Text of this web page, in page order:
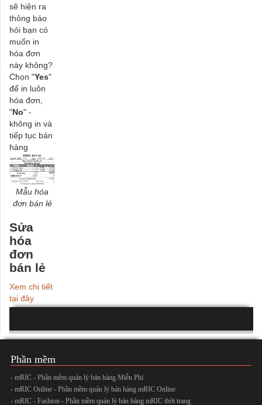
sẽ hiện ra
thông báo
hỏi bạn có
muốn in
hóa đơn
này không?
Chọn "Yes"
để in luôn
hóa đơn,
"No" -
không in và
tiếp tục bán
hàng
Mẫu hóa
đơn bán lẻ
Sửa
hóa
đơn
bán lẻ
Xem chi tiết
tại đây
Phần mềm
- mRIC - Phần mềm quản lý bán hàng Miễn Phí
- mRIC Online - Phần mềm quản lý bán hàng mRIC Online
- mRIC - Fashion - Phần mềm quản lý bán hàng mRIC thời trang